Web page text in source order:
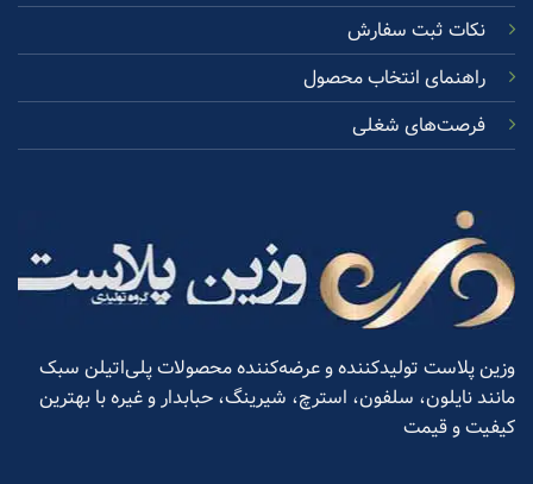
نکات ثبت سفارش
راهنمای انتخاب محصول
فرصت‌های شغلی
وزین پلاست تولیدکننده و عرضه‌کننده محصولات پلی‌اتیلن سبک
مانند نایلون، سلفون، استرچ، شیرینگ، حبابدار و غیره با بهترین
کیفیت و قیمت